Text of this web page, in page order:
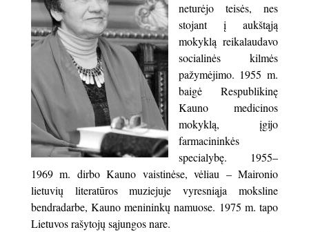
neturėjo teisės, nes
stojant į aukštąją
mokyklą reikalaudavo
socialinės kilmės
pažymėjimo. 1955 m.
baigė Respublikinę
Kauno medicinos
mokyklą, įgijo
farmacininkės
specialybę. 1955–
1969 m. dirbo Kauno vaistinėse, vėliau – Maironio
lietuvių literatūros muziejuje vyresniąja moksline
bendradarbe, Kauno menininkų namuose. 1975 m. tapo
Lietuvos rašytojų sąjungos nare.